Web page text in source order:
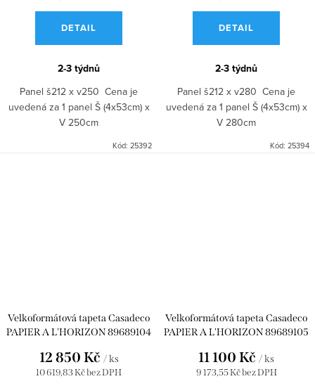
DETAIL
2-3 týdnů
Panel š212 x v250 Cena je
uvedená za 1 panel Š (4x53cm) x
V 250cm
Kód: 25392
DETAIL
2-3 týdnů
Panel š212 x v280 Cena je
uvedená za 1 panel Š (4x53cm) x
V 280cm
Kód: 25394
Velkoformátová tapeta Casadeco
PAPIER A L'HORIZON 89689104
10 619,83 Kč bez DPH
12 850 Kč / ks
Velkoformátová tapeta Casadeco
PAPIER A L'HORIZON 89689105
9 173,55 Kč bez DPH
11 100 Kč / ks